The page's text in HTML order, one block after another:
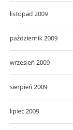
listopad 2009
październik 2009
wrzesień 2009
sierpień 2009
lipiec 2009